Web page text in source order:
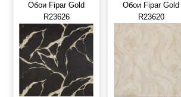
Обои Fipar Gold
R23626
Обои Fipar Gold
R23620